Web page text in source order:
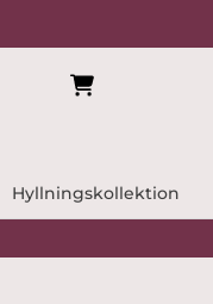
Hyllningskollektion